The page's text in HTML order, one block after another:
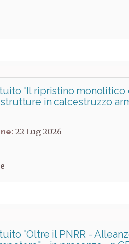
"Il ripristino
in calcestruzzo
22 Lug 2026
"Oltre il PNRR -